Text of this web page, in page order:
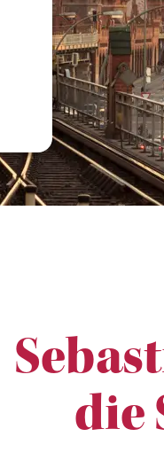
die